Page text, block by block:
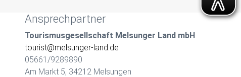
Ansprechpartner
Tourismusgesellschaft Melsunger Land mbH
tourist@melsunger-land.de
05661/9289890
Am Markt 5, 34212 Melsungen